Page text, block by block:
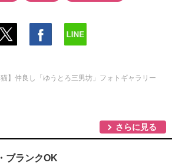
】仲良し「ゆうとろ三男坊」フォトギャラリー
さらに見る
ブランクOK